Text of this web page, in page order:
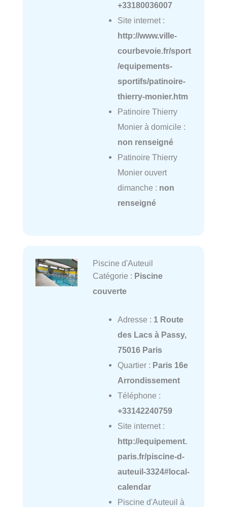
+33180036007
Site internet :
http://www.ville-
courbevoie.fr/sport
/equipements-
sportifs/patinoire-
thierry-monier.htm
Patinoire Thierry
Monier à domicile :
non renseigné
Patinoire Thierry
Monier ouvert
dimanche : non
renseigné
Piscine d'Auteuil
Catégorie : Piscine
couverte
Adresse : 1 Route
des Lacs à Passy,
75016 Paris
Quartier : Paris 16e
Arrondissement
Téléphone :
+33142240759
Site internet :
http://equipement.
paris.fr/piscine-d-
auteuil-3324#local-
calendar
Piscine d'Auteuil à